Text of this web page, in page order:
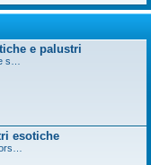
e palustri
esotiche